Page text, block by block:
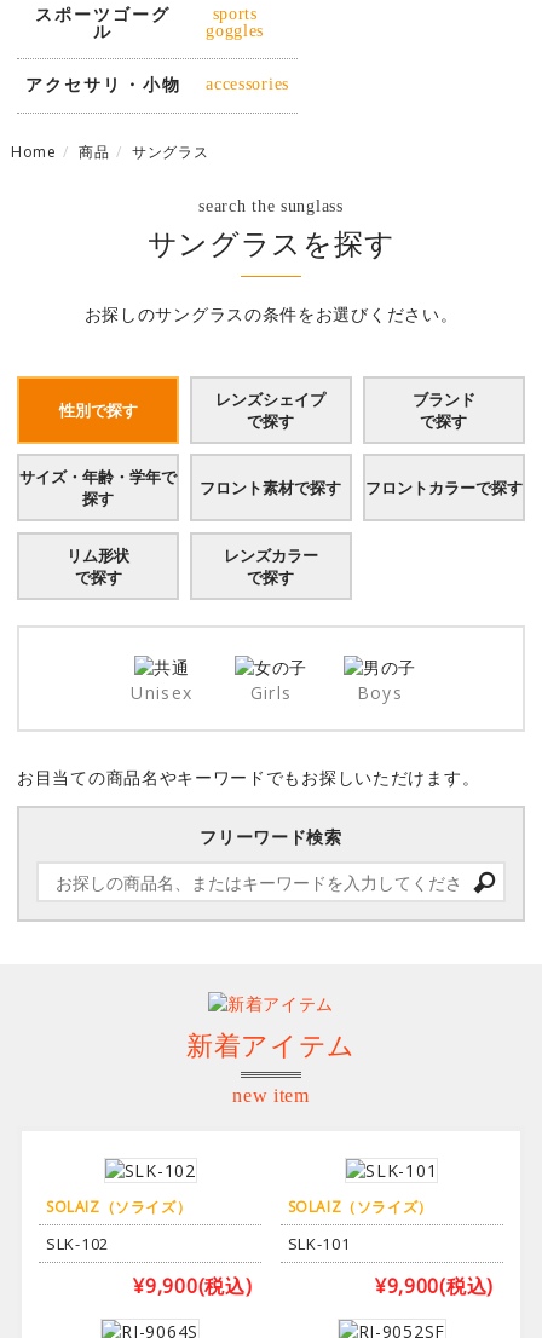
スポーツゴーグ
ル
sports
goggles
アクセサリ・小物 accessories
Home 商品 サングラス
search the sunglass
サングラスを探す
お探しのサングラスの条件をお選びください。
性別で探す
レンズシェイプ
で探す
ブランド
で探す
サイズ・年齢・学年で
探す
フロント素材で探す フロントカラーで探す
リム形状
で探す
レンズカラー
で探す
Unisex Girls Boys
お目当ての商品名やキーワードでもお探しいただけます。
フリーワード検索
新着アイテム
new item
SOLAIZ（ソライズ）
SLK-102
¥9,900(税込)
SOLAIZ（ソライズ）
SLK-101
¥9,900(税込)